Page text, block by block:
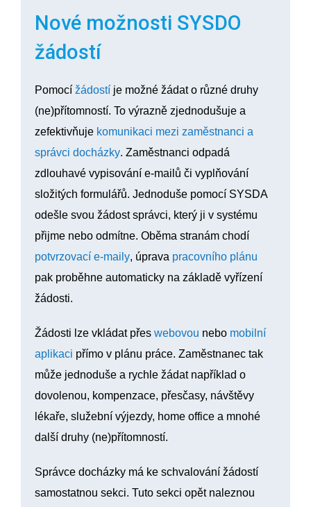
Nové možnosti SYSDO
žádostí
Pomocí žádostíje možné žádat o různé druhy
(ne)přítomností. To výrazně zjednodušuje a
zefektivňuje komunikaci mezi zaměstnanci a
správci docházky. Zaměstnanci odpadá
zdlouhavé vypisování e-mailů či vyplňování
složitých formulářů. Jednoduše pomocí SYSDA
odešle svou žádost správci, který ji v systému
přijme nebo odmítne. Oběma stranám chodí
potvrzovací e-maily, úprava pracovního plánu
pak proběhne automaticky na základě vyřízení
žádosti.
Žádosti lze vkládat přes webovou nebo mobilní
aplikaci přímo v plánu práce. Zaměstnanec tak
může jednoduše a rychle žádat například o
dovolenou, kompenzace, přesčasy, návštěvy
lékaře, služební výjezdy, home office a mnohé
další druhy (ne)přítomností.
Správce docházky má ke schvalování žádostí
samostatnou sekci. Tuto sekci opět naleznou